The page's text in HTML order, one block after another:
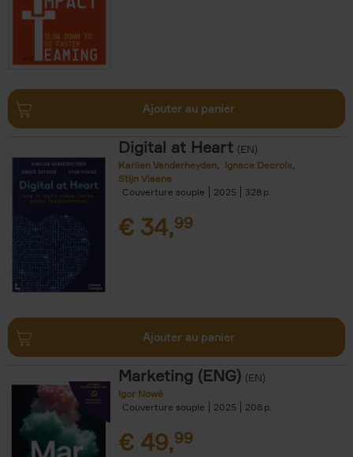
Ajouter au panier
Digital at Heart (EN)
Karlien Vanderheyden
Ignace Decroix
Stijn Viaene
Couverture souple
2025 328
€ 34,99
Ajouter au panier
Marketing (ENG) (EN)
Igor Nowé
Couverture souple
2025 208
€ 49,99